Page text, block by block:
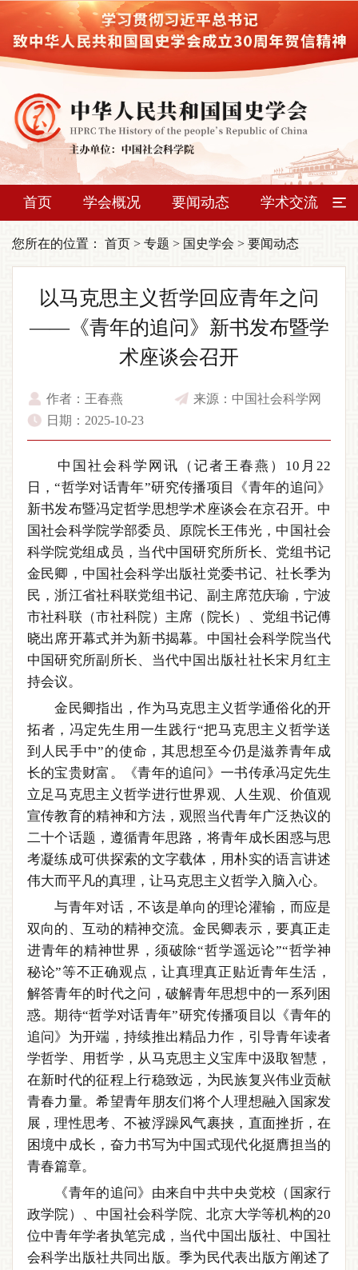
首页 学会概况 要闻动态 学术交流
您所在的位置： 首页> 专题 > 国史学会 > 要闻动态
以马克思主义哲学回应青年之问
——《青年的追问》新书发布暨学
术座谈会召开
作者：王春燕
来源：中国社会科学网
日期：2025-10-23
中国社会科学网讯
（记者王春燕）10月22
日，“哲学对话青年”研究传播项目《青年的追问》
新书发布暨冯定哲学思想学术座谈会在京召开。中
国社会科学院学部委员、原院长王伟光，中国社会
科学院党组成员，当代中国研究所所长、党组书记
金民卿，中国社会科学出版社党委书记、社长季为
民，浙江省社科联党组书记、副主席范庆瑜，宁波
市社科联（市社科院）主席（院长）、党组书记傅
晓出席开幕式并为新书揭幕。中国社会科学院当代
中国研究所副所长、当代中国出版社社长宋月红主
持会议。
金民卿指出，作为马克思主义哲学通俗化的开
拓者，冯定先生用一生践行“把马克思主义哲学送
到人民手中”的使命，其思想至今仍是滋养青年成
长的宝贵财富。《青年的追问》一书传承冯定先生
立足马克思主义哲学进行世界观、人生观、价值观
宣传教育的精神和方法，观照当代青年广泛热议的
二十个话题，遵循青年思路，将青年成长困惑与思
考凝练成可供探索的文字载体，用朴实的语言讲述
伟大而平凡的真理，让马克思主义哲学入脑入心。
与青年对话，不该是单向的理论灌输，而应是
双向的、互动的精神交流。金民卿表示，要真正走
进青年的精神世界，须破除“哲学遥远论”“哲学神
秘论”等不正确观点，让真理真正贴近青年生活，
解答青年的时代之问，破解青年思想中的一系列困
惑。期待“哲学对话青年”研究传播项目以《青年的
追问》为开端，持续推出精品力作，引导青年读者
学哲学、用哲学，从马克思主义宝库中汲取智慧，
在新时代的征程上行稳致远，为民族复兴伟业贡献
青春力量。希望青年朋友们将个人理想融入国家发
展，理性思考、不被浮躁风气裹挟，直面挫折，在
困境中成长，奋力书写为中国式现代化挺膺担当的
青春篇章。
《青年的追问》由来自中共中央党校（国家行
政学院）、中国社会科学院、北京大学等机构的20
位中青年学者执笔完成，当代中国出版社、中国社
会科学出版社共同出版。季为民代表出版方阐述了